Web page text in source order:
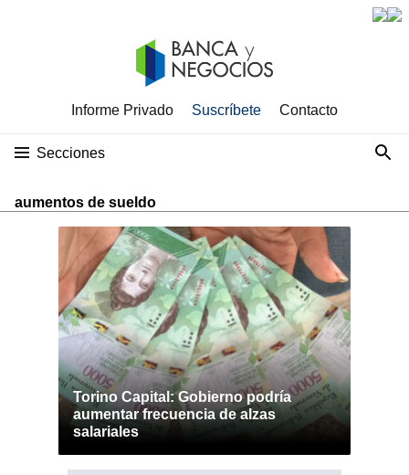
Informe Privado Suscríbete Contacto
Secciones
aumentos de sueldo
Torino Capital: Gobierno podría
aumentar frecuencia de alzas
salariales